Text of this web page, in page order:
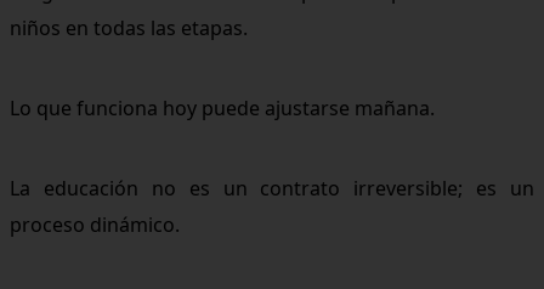
niños en todas las etapas.
Lo que funciona hoy puede ajustarse mañana.
La educación no es un contrato irreversible; es un
proceso dinámico.